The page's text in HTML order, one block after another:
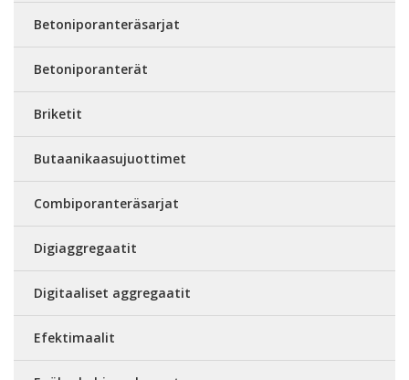
Betoniporanteräsarjat
Betoniporanterät
Briketit
Butaanikaasujuottimet
Combiporanteräsarjat
Digiaggregaatit
Digitaaliset aggregaatit
Efektimaalit